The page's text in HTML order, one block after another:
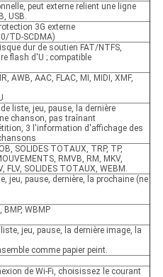
peut externe relient une ligne
USB.
3G externe
TD-SCDMA)
dur de soutien FAT/NTFS,
flash d'U ; compatible
AWB, AAC, FLAC, MI, MIDI, XMF,
liste, jeu, pause, la dernière
chanson, pas traînant
3 l'information d'affichage des
SOLIDES TOTAUX, TRP, TP,
RMVB, RM, MKV,
FLV, SOLIDES TOTAUX, WEBM.
jeu, pause, dernière, la prochaine (ne
BMP, WBMP
jeu, pause, la dernière image, la
comme papier peint.
de Wi-Fi, choisissez le courant